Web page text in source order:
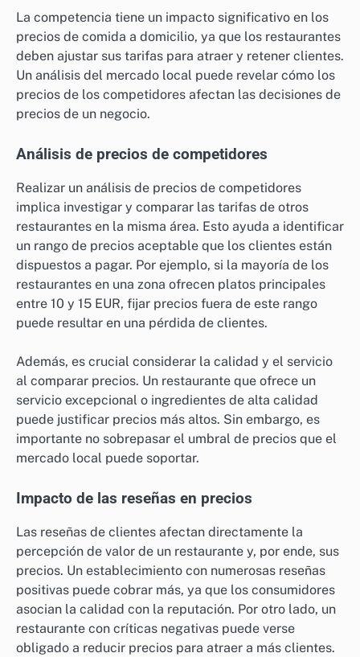
La competencia tiene un impacto significativo en los
precios de comida a domicilio, ya que los restaurantes
deben ajustar sus tarifas para atraer y retener clientes.
Un análisis del mercado local puede revelar cómo los
precios de los competidores afectan las decisiones de
precios de un negocio.
Análisis de precios de competidores
Realizar un análisis de precios de competidores
implica investigar y comparar las tarifas de otros
restaurantes en la misma área. Esto ayuda a identificar
un rango de precios aceptable que los clientes están
dispuestos a pagar. Por ejemplo, si la mayoría de los
restaurantes en una zona ofrecen platos principales
entre 10 y 15 EUR, fijar precios fuera de este rango
puede resultar en una pérdida de clientes.
Además, es crucial considerar la calidad y el servicio
al comparar precios. Un restaurante que ofrece un
servicio excepcional o ingredientes de alta calidad
puede justificar precios más altos. Sin embargo, es
importante no sobrepasar el umbral de precios que el
mercado local puede soportar.
Impacto de las reseñas en precios
Las reseñas de clientes afectan directamente la
percepción de valor de un restaurante y, por ende, sus
precios. Un establecimiento con numerosas reseñas
positivas puede cobrar más, ya que los consumidores
asocian la calidad con la reputación. Por otro lado, un
restaurante con críticas negativas puede verse
obligado a reducir precios para atraer a más clientes.